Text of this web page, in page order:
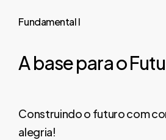
FundamentalI
Abaseparao
Construindo o futuro com
alegria!